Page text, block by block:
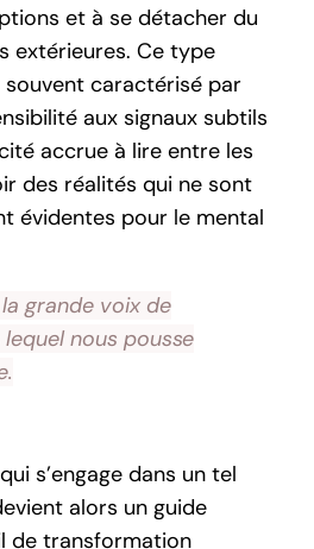
et à se détacher du
extérieures. Ce type
souvent caractérisé par
aux signaux subtils
accrue à lire entre les
des réalités qui ne sont
évidentes pour le mental
grande voix de
lequel nous pousse
s’engage dans un tel
alors un guide
de transformation